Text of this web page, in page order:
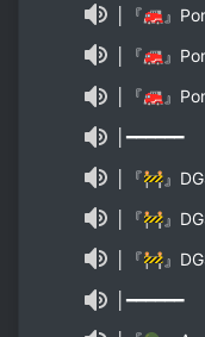
│『🚒』
│『🚒』
│『🚒』
│━━━━━━
│『🚧』
│『🚧』
│『🚧』
│━━━━━━